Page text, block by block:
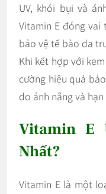
UV, khói bụi và
Vitamin E đóng
bảo vệ tế bào da
Khi kết hợp với
cường hiệu quả
do ánh nắng và
Vitamin E
Nhất?
Vitamin E là một